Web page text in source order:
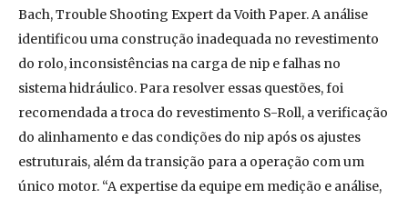
Bach, Trouble Shooting Expert da Voith Paper. A análise
identificou uma construção inadequada no revestimento
do rolo, inconsistências na carga de nip e falhas no
sistema hidráulico. Para resolver essas questões, foi
recomendada a troca do revestimento S-Roll, a verificação
do alinhamento e das condições do nip após os ajustes
estruturais, além da transição para a operação com um
único motor. “A expertise da equipe em medição e análise,